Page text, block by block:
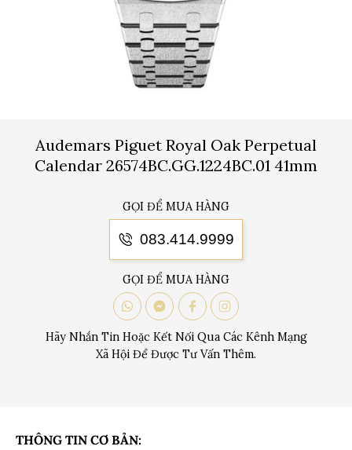
Audemars Piguet Royal Oak Perpetual
Calendar 26574BC.GG.1224BC.01 41mm
GỌI ĐỂ MUA HÀNG
083.414.9999
GỌI ĐỂ MUA HÀNG
Hãy Nhắn Tin Hoặc Kết Nối Qua Các Kênh Mạng
Xã Hội Để Được Tư Vấn Thêm.
THÔNG TIN CƠ BẢN: